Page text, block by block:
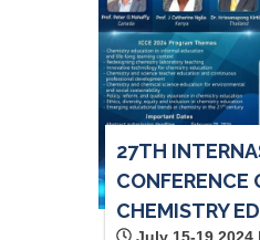
27TH
CONFERENCE
CHEMISTRY
July 15-19,2024